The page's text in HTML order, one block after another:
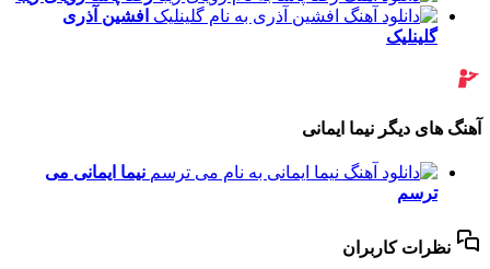
افشین آذری
گلینلیک
آهنگ های دیگر نیما ایمانی
نیما ایمانی می
ترسم
نظرات کاربران